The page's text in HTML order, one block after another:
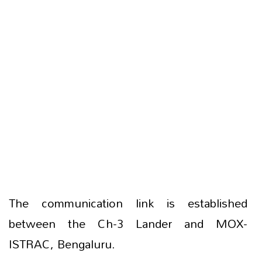
The communication link is established
between the Ch-3 Lander and MOX-
ISTRAC, Bengaluru.